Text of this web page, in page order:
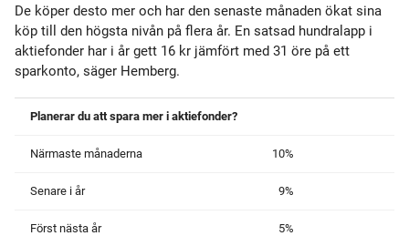
De köper desto mer och har den senaste månaden ökat sina
köp till den högsta nivån på flera år. En satsad hundralapp i
aktiefonder har i år gett 16 kr jämfört med 31 öre på ett
sparkonto, säger Hemberg.
Planerar du att spara mer i aktiefonder?
Närmaste månaderna 10%
Senare i år 9%
Först nästa år 5%